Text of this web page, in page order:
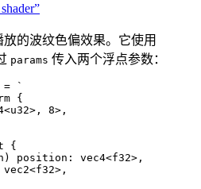
的波纹色偏效果。它使用
params 传入两个浮点参数：
=
`
{
8>,
{
position: vec4<f32>,